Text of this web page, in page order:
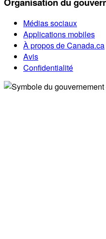
Médias sociaux
Applications mobiles
À propos de Canada.ca
Avis
Confidentialité